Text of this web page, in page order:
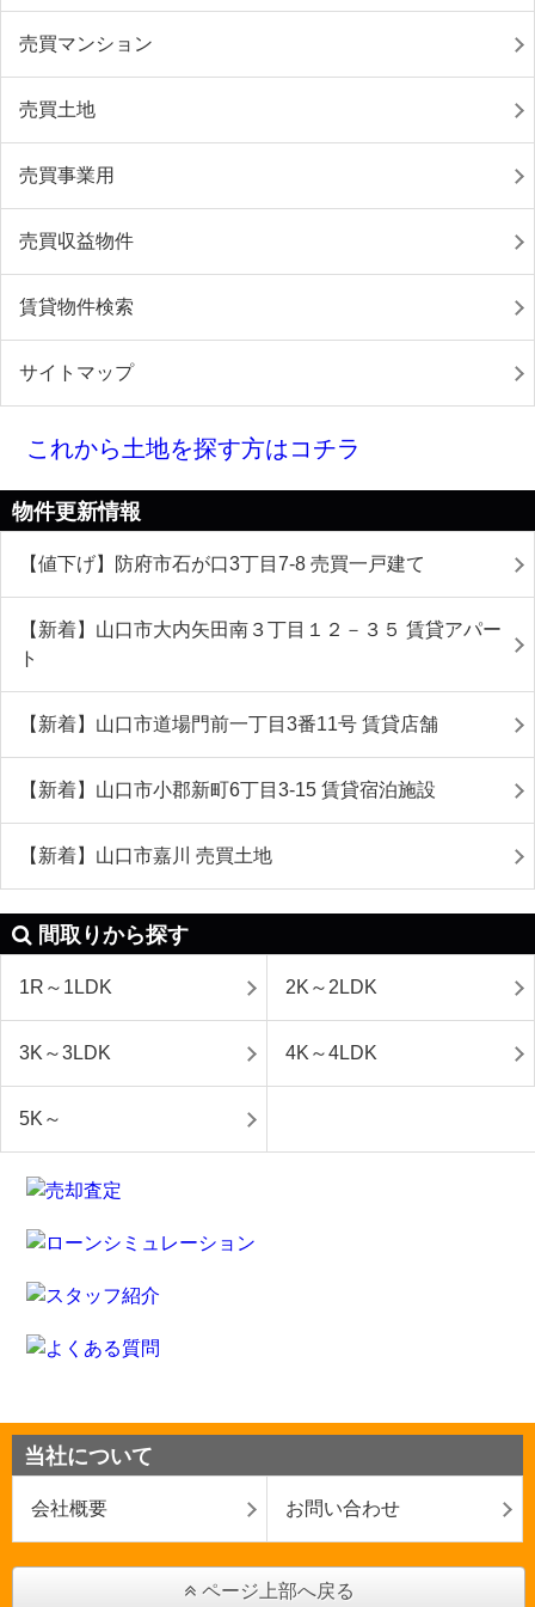
売買マンション
売買土地
売買事業用
売買収益物件
賃貸物件検索
サイトマップ
これから土地を探す方はコチラ
物件更新情報
【値下げ】防府市石が口3丁目7-8 売買一戸建て
【新着】山口市大内矢田南３丁目１２－３５ 賃貸アパー
ト
【新着】山口市道場門前一丁目3番11号 賃貸店舗
【新着】山口市小郡新町6丁目3-15 賃貸宿泊施設
【新着】山口市嘉川 売買土地
間取りから探す
1R～1LDK 2K～2LDK
3K～3LDK 4K～4LDK
5K～
当社について
会社概要 お問い合わせ
ページ上部へ戻る